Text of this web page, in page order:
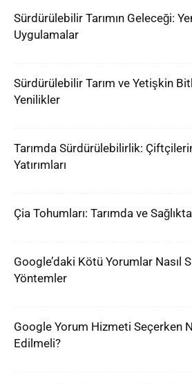
Sürdürülebilir Tarımın Geleceği:
Uygulamalar
Sürdürülebilir Tarım ve Yetişkin
Yenilikler
Tarımda Sürdürülebilirlik:
Yatırımları
Çia Tohumları: Tarımda ve
Google’daki Kötü Yorumlar Nasıl
Yöntemler
Google Yorum Hizmeti Seçerken
Edilmeli?